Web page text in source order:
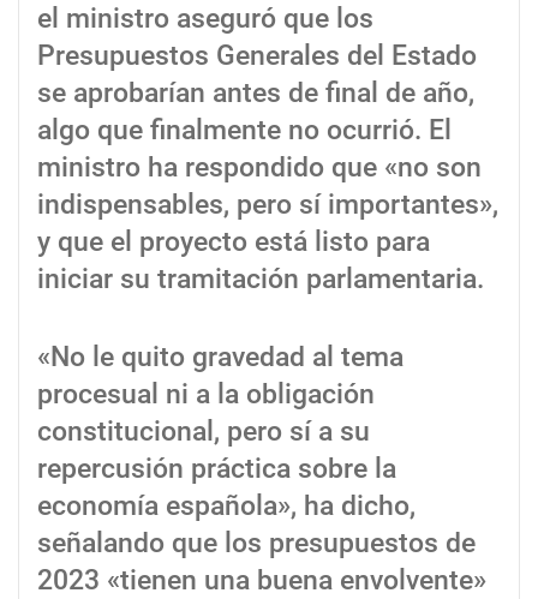
el ministro aseguró que los
Presupuestos Generales del Estado
se aprobarían antes de final de año,
algo que finalmente no ocurrió. El
ministro ha respondido que «no son
indispensables, pero sí importantes»,
y que el proyecto está listo para
iniciar su tramitación parlamentaria.
«No le quito gravedad al tema
procesual ni a la obligación
constitucional, pero sí a su
repercusión práctica sobre la
economía española», ha dicho,
señalando que los presupuestos de
2023 «tienen una buena envolvente»